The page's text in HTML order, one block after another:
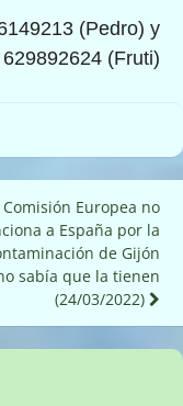
(Pedro) y
629892624 (Fruti)
Comisión Europea no
a España por la
de Gijón
sabía que la tienen
(24/03/2022)